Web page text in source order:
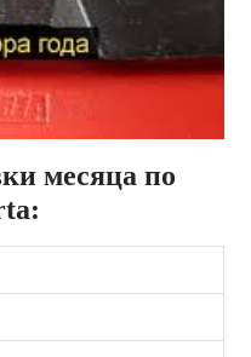
месяца по